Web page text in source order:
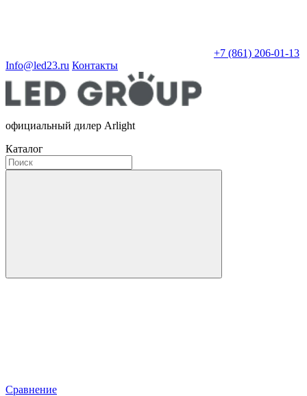
+7 (861) 206-01-13
Info@led23.ru Контакты
официальный дилер Arlight
Каталог
Сравнение